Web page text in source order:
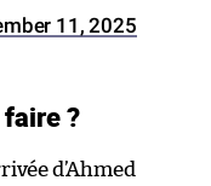
11, 2025
?
d’Ahmed